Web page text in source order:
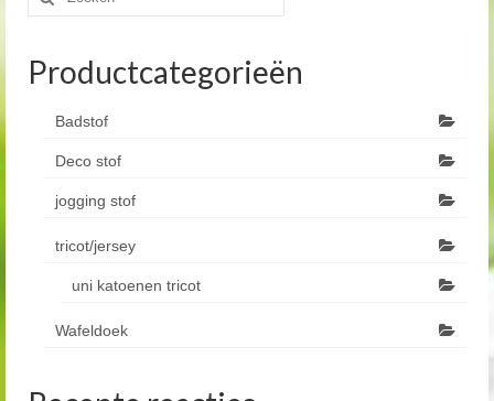
naar:
Productcategorieën
Badstof
Deco stof
jogging stof
tricot/jersey
uni katoenen tricot
Wafeldoek